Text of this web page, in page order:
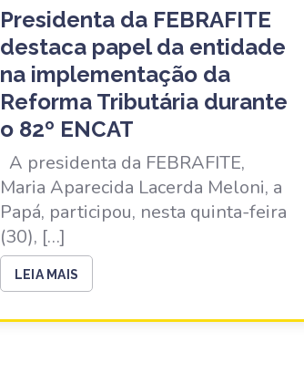
Presidenta da FEBRAFITE
destaca papel da entidade
na implementação da
Reforma Tributária durante
o 82º ENCAT
A presidenta da FEBRAFITE,
Maria Aparecida Lacerda Meloni, a
Papá, participou, nesta quinta-feira
(30), […]
LEIA MAIS